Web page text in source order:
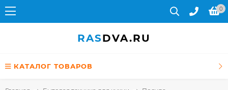
0
RASDVA.RU
КАТАЛОГ ТОВАРОВ